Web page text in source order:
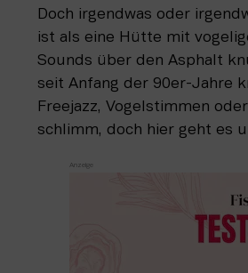
Doch irgendwas oder
ist als eine Hütte mit
Sounds über den Asphalt
seit Anfang der 90er-Jahre
Freejazz, Vogelstimmen
schlimm, doch hier geht es